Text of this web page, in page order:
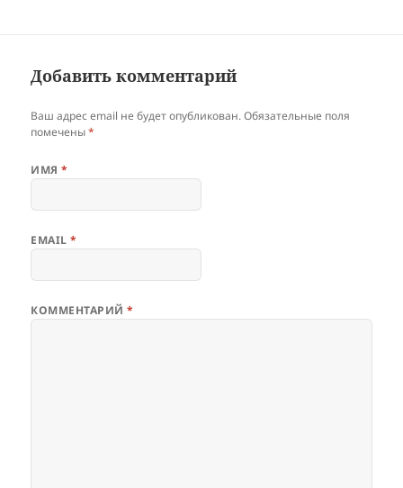
Добавить комментарий
Ваш адрес email не будет опубликован. Обязательные поля
помечены*
ИМЯ*
EMAIL*
КОММЕНТАРИЙ*